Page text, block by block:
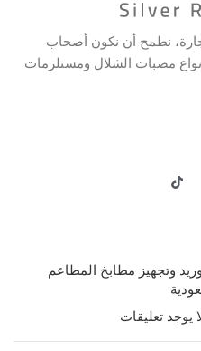
نطمح أن نكون أصحاب
مصبات الشلال ومستلزمات
وتجهيز مطابخ المطاعم
يوجد تعليقات